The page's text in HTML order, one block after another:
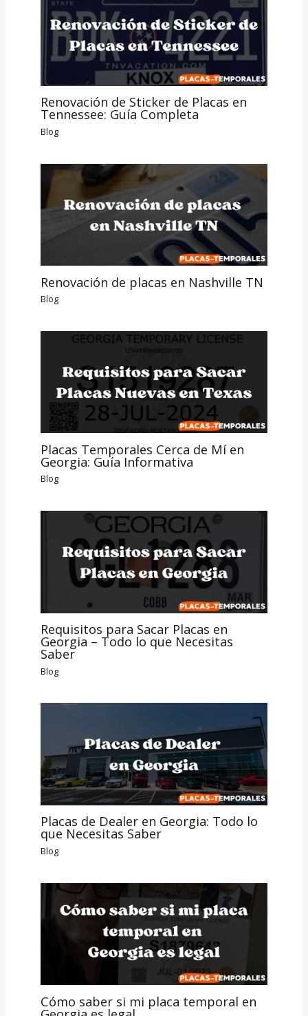
Renovación de Sticker de Placas en
Tennessee: Guía Completa
Blog
Renovación de placas en Nashville TN
Blog
Placas Temporales Cerca de Mí en
Georgia: Guía Informativa
Blog
Requisitos para Sacar Placas en
Georgia – Todo lo que Necesitas
Saber
Blog
Placas de Dealer en Georgia: Todo lo
que Necesitas Saber
Blog
Cómo saber si mi placa temporal en